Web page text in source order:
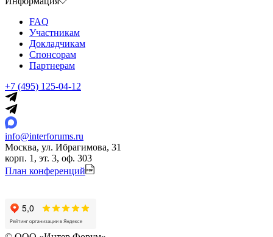
FAQ
Участникам
Докладчикам
Спонсорам
Партнерам
+7 (495) 125-04-12
info@interforums.ru
Москва, ул. Ибрагимова, 31
корп. 1, эт. 3, оф. 303
План конференций